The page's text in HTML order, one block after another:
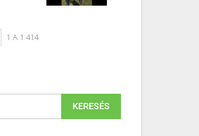
1 A 1 414